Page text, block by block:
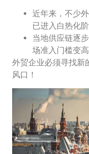
近年来，不少
已进入白热化阶
当地供应链逐
场准入门槛变高
外贸企业必须寻找新
风口！